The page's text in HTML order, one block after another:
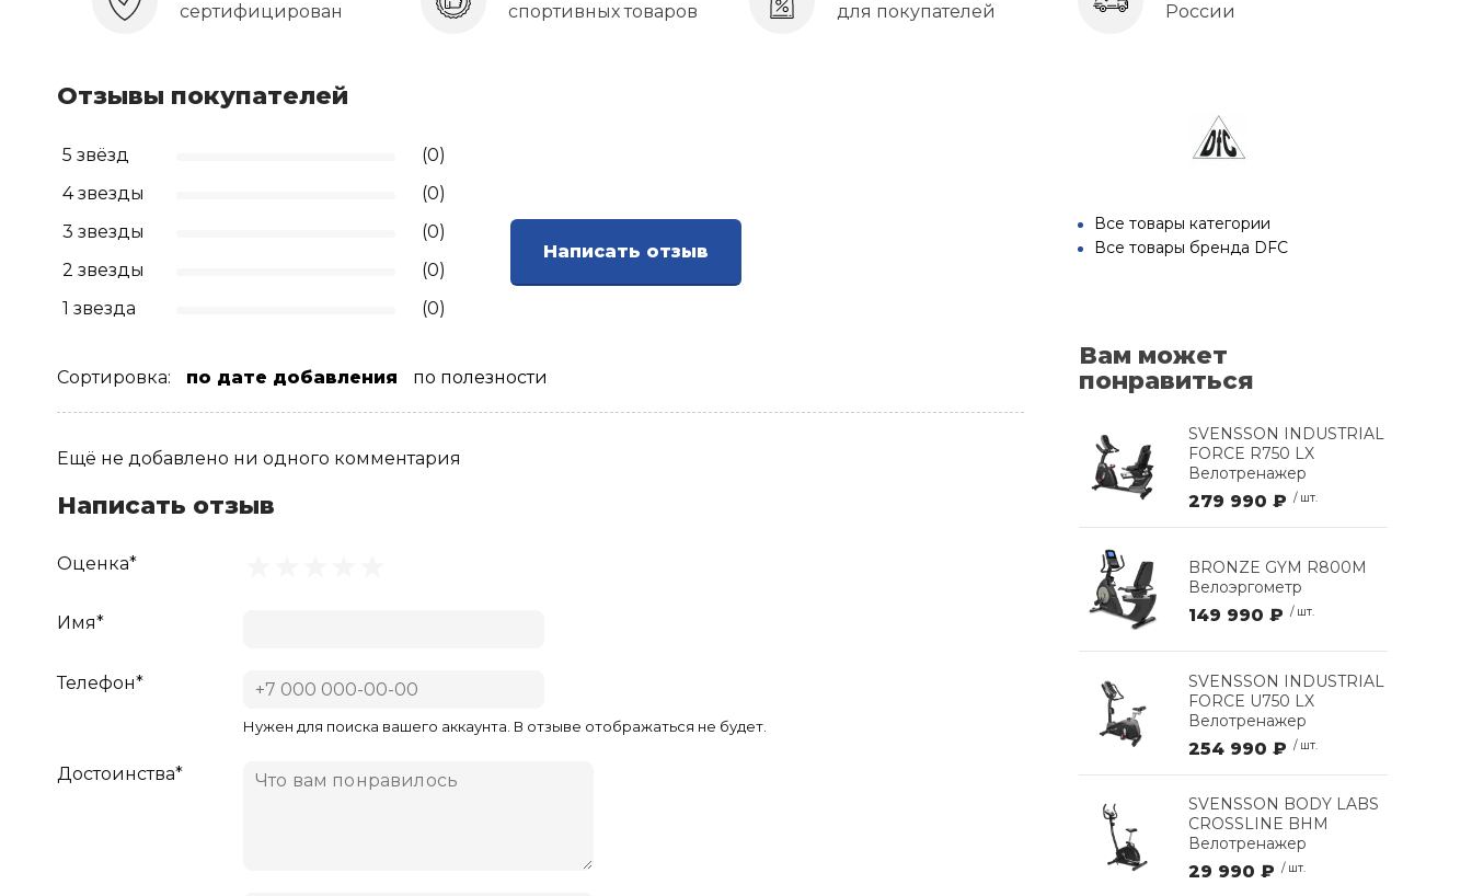
сертифицирован
спортивных товаров
для покупателей
России
Отзывы покупателей
5 звёзд
(0)
4 звезды
(0)
3 звезды
(0)
2 звезды
(0)
1 звезда
(0)
Написать отзыв
Сортировка: по дате добавления по полезности
Ещё не добавлено ни одного комментария
Написать отзыв
Оценка*
Имя*
Телефон*
Нужен для поиска вашего аккаунта. В отзыве отображаться не будет.
Достоинства*
Все товары категории
Все товары бренда DFC
Вам может
понравиться
SVENSSON INDUSTRIAL
FORCE R750 LX
Велотренажер
279 990 ₽ / шт.
BRONZE GYM R800M
Велоэргометр
149 990 ₽ / шт.
SVENSSON INDUSTRIAL
FORCE U750 LX
Велотренажер
254 990 ₽ / шт.
SVENSSON BODY LABS
CROSSLINE BHM
Велотренажер
29 990 ₽ / шт.